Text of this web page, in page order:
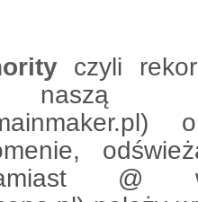
czyli
naszą
@